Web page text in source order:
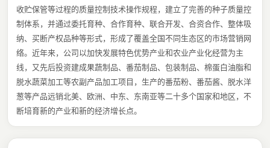
收贮保管等过程的质量控制技术操作规程，建立了完善的种子质量控
制体系，并通过委托育种、合作育种、联合开发、合资合作、整体吸
纳、买断产权品种等形式，形成了覆盖全国不同生态区的市场营销网
络。近年来，公司以加快发展特色优势产业和农业产业化经营为主
线，又先后投资建成果蔬制品、番茄制品、包装制品、棉蛋白油脂和
脱水蔬菜加工等农副产品加工项目，生产的番茄粉、番茄酱、脱水洋
葱等产品远销北美、欧洲、中东、东南亚等二十多个国家和地区，不
断培育新的产业和新的经济增长点。